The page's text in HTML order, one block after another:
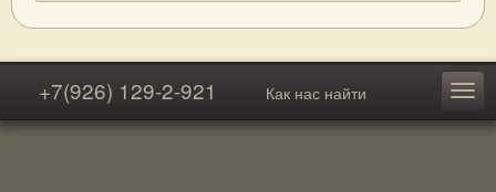
+7(926) 129-2-921 Как нас найти